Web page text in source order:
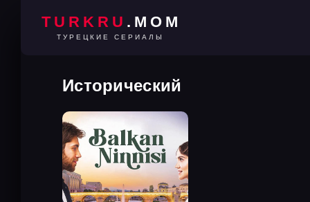
TURKRU .MOM
ТУРЕЦКИЕ СЕРИАЛЫ
Исторический